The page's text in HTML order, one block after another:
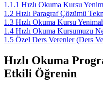
1.1.1 Hızlı Okuma Kursu
1.2 Hızlı Paragraf Çözümü
1.3 Hızlı Okuma Kursu
1.4 Hızlı Okuma Kursumuzu
1.5 Özel Ders Verenler (Ders
Hızlı Okuma
Etkili Öğrenin